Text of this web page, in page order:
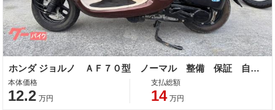
ホンダ ジョルノ ＡＦ７０型 ノーマル 整備 保証 自賠責保険
本体価格
12.2 万円
支払総額
14 万円